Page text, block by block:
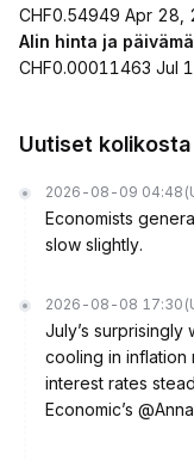
CHF0.54949 Apr 28,
Alin hinta ja
CHF0.00011463 Jul
Uutiset
2026-08-09 04:48
Economists
slow slightly.
2026-08-08 17:30
July’s
cooling in inflation
interest rates
Economic’s